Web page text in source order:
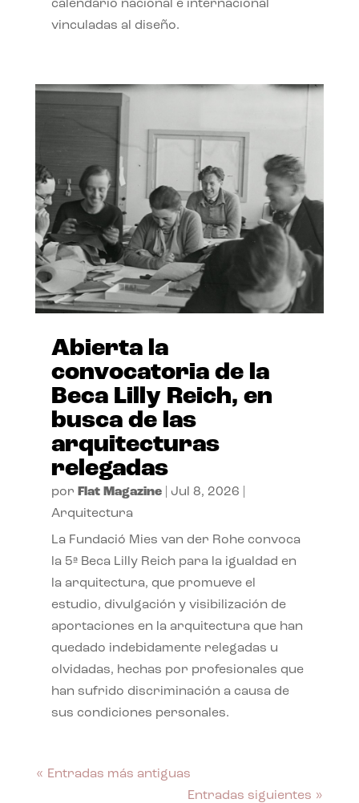
calendario nacional e internacional
vinculadas al diseño.
Abierta la
convocatoria de la
Beca Lilly Reich, en
busca de las
arquitecturas
relegadas
por Flat Magazine| Jul 8, 2026
Arquitectura
La Fundació Mies van der Rohe convoca
la 5ª Beca Lilly Reich para la igualdad en
la arquitectura, que promueve el
estudio, divulgación y visibilización de
aportaciones en la arquitectura que han
quedado indebidamente relegadas u
olvidadas, hechas por profesionales que
han sufrido discriminación a causa de
sus condiciones personales.
« Entradas más antiguas
Entradas siguientes »